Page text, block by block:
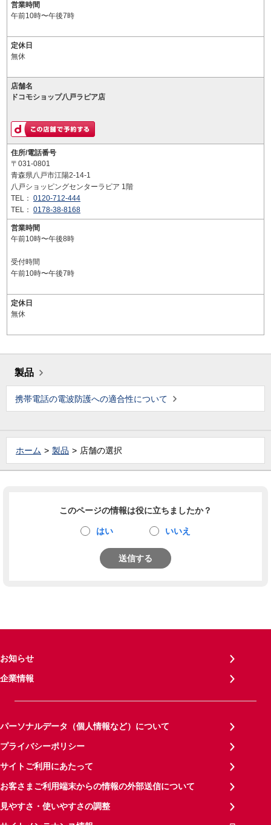
営業時間
午前10時〜午後7時
定休日
無休
店舗名
ドコモショップ八戸ラピア店
住所/電話番号
〒031-0801
青森県八戸市江陽2-14-1
八戸ショッピングセンターラピア 1階
TEL： 0120-712-444
TEL： 0178-38-8168
営業時間
午前10時〜午後8時
受付時間
午前10時〜午後7時
定休日
無休
製品
携帯電話の電波防護への適合性について
ホーム 製品 店舗の選択
このページの情報は役に立ちましたか？
はい いいえ
送信する
お知らせ
企業情報
パーソナルデータ（個人情報など）について
プライバシーポリシー
サイトご利用にあたって
お客さまご利用端末からの情報の外部送信について
見やすさ・使いやすさの調整